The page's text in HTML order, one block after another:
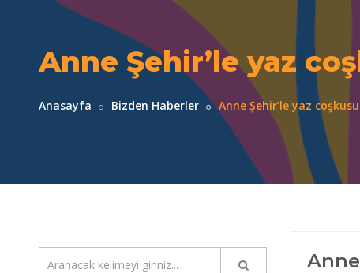
Anne Şehir’le yaz
Anasayfa Bizden Haberler Anne Şehir’le yaz